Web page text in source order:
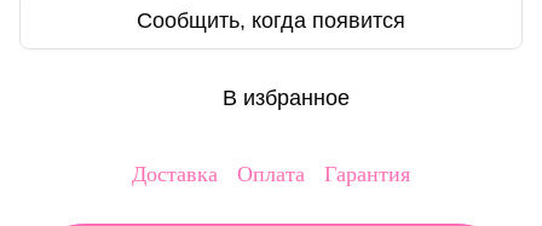
Сообщить, когда появится
В избранное
Доставка Оплата Гарантия